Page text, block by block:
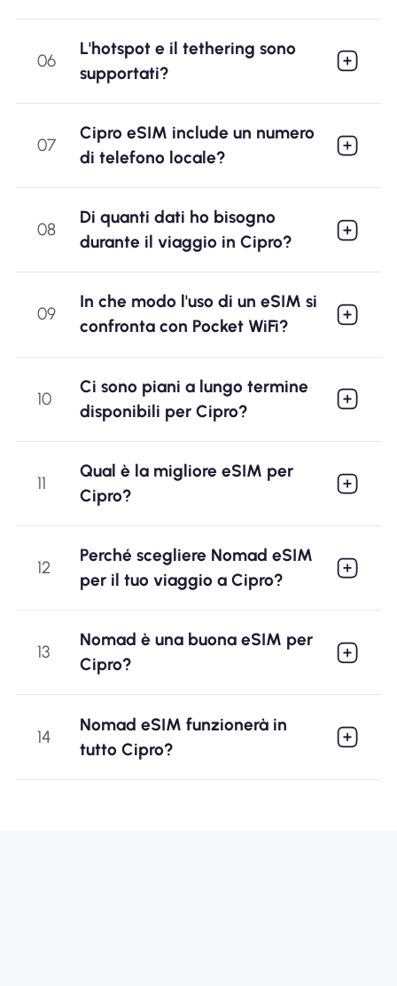
06
L'hotspot e il tethering sono
supportati?
07
Cipro eSIM include un numero
di telefono locale?
08
Di quanti dati ho bisogno
durante il viaggio in Cipro?
09
In che modo l'uso di un eSIM si
confronta con Pocket WiFi?
10
Ci sono piani a lungo termine
disponibili per Cipro?
11
Qual è la migliore eSIM per
Cipro?
12
Perché scegliere Nomad eSIM
per il tuo viaggio a Cipro?
13
Nomad è una buona eSIM per
Cipro?
14
Nomad eSIM funzionerà in
tutto Cipro?